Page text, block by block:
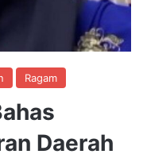
Ragam
Daerah